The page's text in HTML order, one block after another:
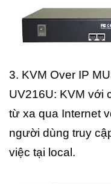
3. KVM Over IP
UV216U: KVM với
từ xa qua Internet
người dùng truy
việc tại local.